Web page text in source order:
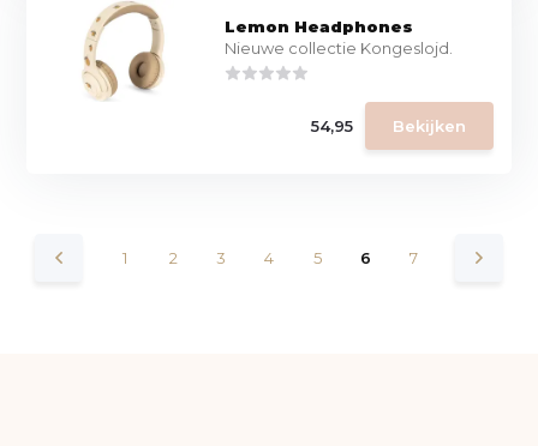
Lemon Headphones
Nieuwe collectie Kongeslojd.
54,95 Bekijken
1 2 3 4 5 6 7